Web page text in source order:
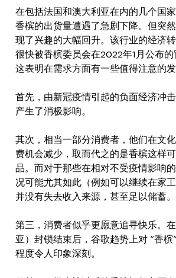
在包括法国和澳大利亚在内的几个国
香槟的出货量遭遇了急剧下降。但突
现了兴趣的大幅回升。该行业的经济
很快被香槟委员会在2022年1月公布
这表明在需求方面有一些值得注意的发
首先，由新冠疫情引起的负面经济冲
产生了消极影响。
其次，相当一部分消费者，他们在文
费机会减少，取而代之的是香槟这样
品。而对于那些在相对不受疫情影响
况可能尤其如此（例如可以继续在家
并没有失去收入来源，甚至足以储蓄。
第三，消费者似乎更愿意追寻快乐。
亚）封锁结束后，谷歌趋势上对 “香
程度令人印象深刻。